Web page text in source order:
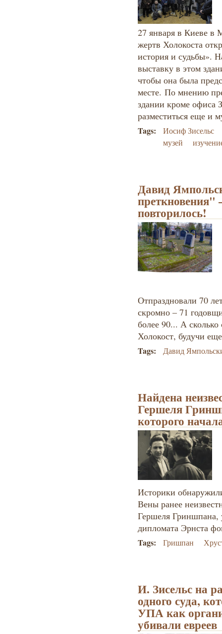
27 января в Киеве в
жертв Холокоста
история и судьбы».
выставку в этом
чтобы она была
месте. По мнению
здании кроме офиса
разместиться еще и
Tags:
Иосиф Зисельс
музей
Давид
преткновения"
повторилось!
Отпраздновали 70
скромно – 71
более 90... А сколько
Холокост, будучи
Tags: Давид
Найдена
Гершеля
которого
Историки
Вены ранее
Гершеля Гриншпана,
дипломата Эрнста
Tags: Гришпан
И. Зисельс на
одного суда,
УПА как
убивали евреев